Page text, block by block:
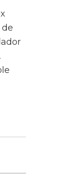
de